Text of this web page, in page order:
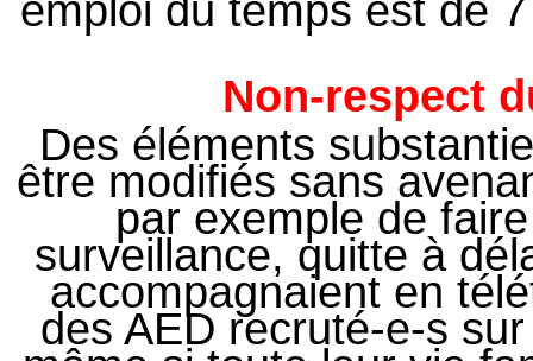
emploi du temps est de
Non-respect
Des éléments
être modifiés sans
par exemple de
surveillance, quitte à
accompagnaient en
des AED recruté-e-s